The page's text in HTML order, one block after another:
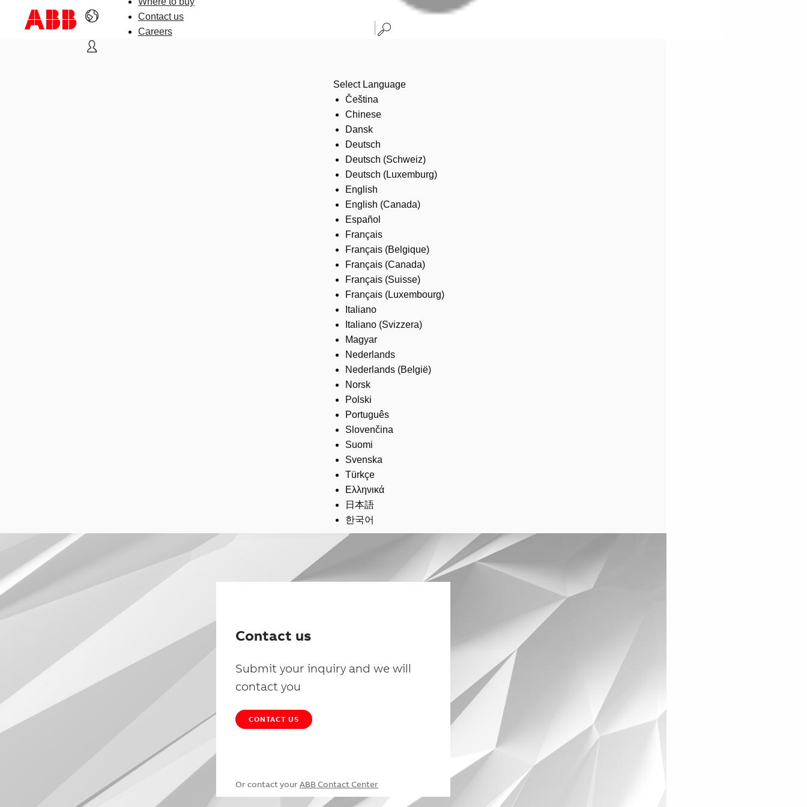
Contact us
Careers
Select Language
Čeština
Chinese
Dansk
Deutsch
Deutsch (Schweiz)
Deutsch (Luxemburg)
English
English (Canada)
Español
Français
Français (Belgique)
Français (Canada)
Français (Suisse)
Français (Luxembourg)
Italiano
Italiano (Svizzera)
Magyar
Nederlands
Nederlands (België)
Norsk
Polski
Português
Slovenčina
Suomi
Svenska
Türkçe
Ελληνικά
日本語
한국어
Contact us
Submit your inquiry and we will
contact you
CONTACT US
Or contact your ABB Contact Center